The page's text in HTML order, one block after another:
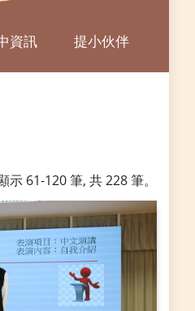
資訊 提小伙伴
示 61-120 筆, 共 228 筆。